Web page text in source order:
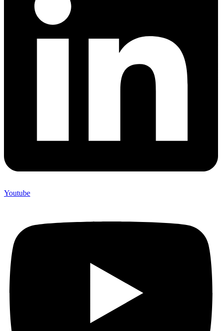
Youtube